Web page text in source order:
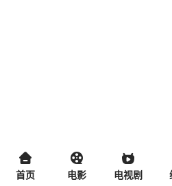
首页 电影 电视剧